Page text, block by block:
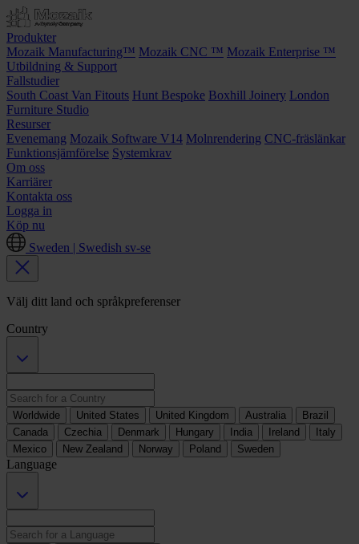
Produkter
Mozaik Manufacturing™ Mozaik CNC ™ Mozaik Enterprise ™
Utbildning & Support
Fallstudier
South Coast Van Fitouts Hunt Bespoke Boxhill Joinery London
Furniture Studio
Resurser
Evenemang Mozaik Software V14 Molnrendering CNC-fräslänkar
Funktionsjämförelse Systemkrav
Om oss
Karriärer
Kontakta oss
Logga in
Köp nu
Sweden | Swedish sv-se
Välj ditt land och språkpreferenser
Country
Worldwide United States United Kingdom Australia
Brazil
Canada
Czechia Denmark Hungary India Ireland
Italy
Mexico
New Zealand Norway Poland Sweden
Language